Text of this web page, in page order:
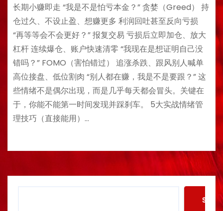
长期小赚即走 “我是不是怕亏本金？” 贪婪（Greed） 持
仓过久、不设止盈、想赚更多 利润回吐甚至反向亏损
“再等等会不会更好？” 报复交易 亏损后立即加仓、放大
杠杆 连续爆仓、账户快速清零 “我现在是想证明自己没
错吗？” FOMO（害怕错过） 追涨杀跌、跟风别人喊单
高位接盘、低位割肉 “别人都在赚，我是不是要跟？” 这
些情绪不是偶尔出现，而是几乎每天都会冒头。关键在
于，你能不能第一时间发现并踩刹车。 5大实战情绪管
理技巧（直接能用）…